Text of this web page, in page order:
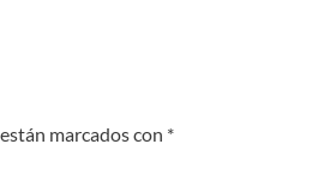
marcados con *